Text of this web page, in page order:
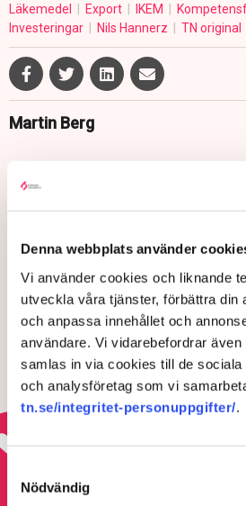
Denna webbplats använder
Vi använder cookies och liknande
utveckla våra tjänster, förbättra din
och anpassa innehållet och
användare. Vi vidarebefordrar
samlas in via cookies till de
och analysföretag som vi
tn.se/integritet-personuppgifter/.
Nödvändig
Läkemedel Export IKEM
Investeringar
Nils Hannerz TN original
Martin Berg
Uppdaterad:
Konkurserna
3 AUGUSTI 2026 |
ekonomin –
normalt
Läs mer om den svenska